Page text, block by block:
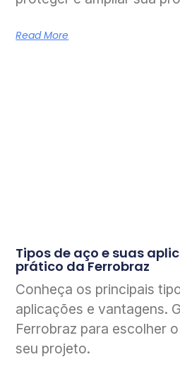
Read More
Tipos de aço e suas
prático da Ferrobraz
Conheça os principais
aplicações e vantagens.
Ferrobraz para escolher
seu projeto.